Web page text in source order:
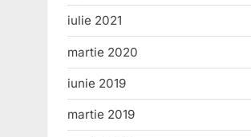
iulie 2021
martie 2020
iunie 2019
martie 2019